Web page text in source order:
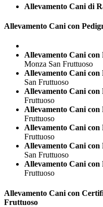
Allevamento Cani di
Allevamento Cani con
Allevamento Cani con
Monza San Fruttuoso
Allevamento Cani con
San Fruttuoso
Allevamento Cani con
Fruttuoso
Allevamento Cani con
Fruttuoso
Allevamento Cani con
Fruttuoso
Allevamento Cani con
San Fruttuoso
Allevamento Cani con
Fruttuoso
Allevamento Cani con
Fruttuoso